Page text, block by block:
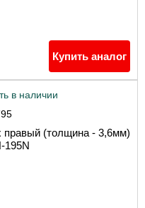
Купить аналог
в наличии
правый (толщина - 3,6мм)
195N